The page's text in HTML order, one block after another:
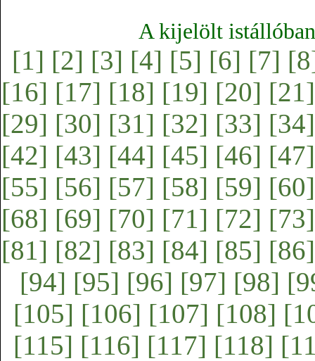
A kijelölt
[1] [2] [3] [4] [5] [6] [7]
[16] [17] [18] [19] [20] [21]
[29] [30] [31] [32] [33] [34]
[42] [43] [44] [45] [46] [47]
[55] [56] [57] [58] [59] [60]
[68] [69] [70] [71] [72] [73]
[81] [82] [83] [84] [85] [86]
[94] [95] [96] [97] [98]
[105] [106] [107] [108]
[115] [116] [117] [118]